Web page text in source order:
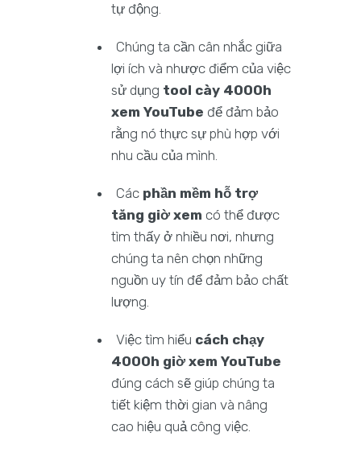
tự động.
Chúng ta cần cân nhắc giữa
lợi ích và nhược điểm của việc
sử dụng tool cày 4000h
xem YouTube để đảm bảo
rằng nó thực sự phù hợp với
nhu cầu của mình.
Các phần mềm hỗ trợ
tăng giờ xem có thể được
tìm thấy ở nhiều nơi, nhưng
chúng ta nên chọn những
nguồn uy tín để đảm bảo chất
lượng.
Việc tìm hiểu cách chạy
4000h giờ xem YouTube
đúng cách sẽ giúp chúng ta
tiết kiệm thời gian và nâng
cao hiệu quả công việc.